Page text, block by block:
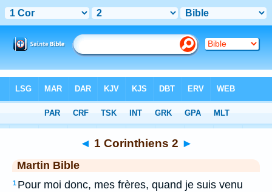
> 1 Corinthiens 2
◄ 1 Corinthiens 2 ►
Martin Bible
1 Pour moi donc, mes frères, quand je suis venu